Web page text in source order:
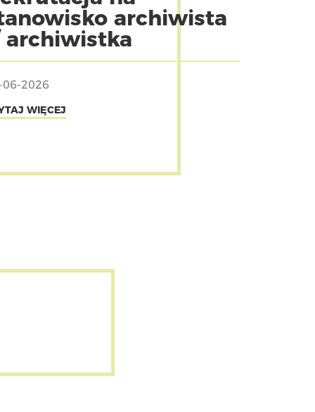
archiwista
archiwistka
06-2026
WIĘCEJ